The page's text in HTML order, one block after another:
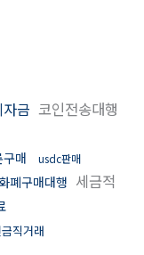
금 코인전송대행
매
usdc판매
폐구매대행 세금적
직거래